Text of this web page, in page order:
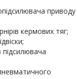
приводу
кермових тяг;
підсилювача